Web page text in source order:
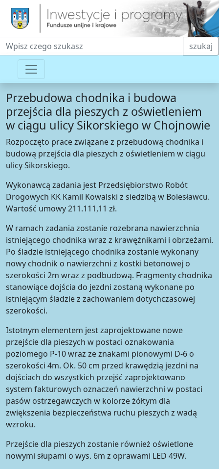
Fraza do wyszukiwania szukaj
Przebudowa chodnika i budowa
przejścia dla pieszych z oświetleniem
w ciągu ulicy Sikorskiego w Chojnowie
Rozpoczęto prace związane z przebudową chodnika i
budową przejścia dla pieszych z oświetleniem w ciągu
ulicy Sikorskiego.
Wykonawcą zadania jest Przedsiębiorstwo Robót
Drogowych KK Kamil Kowalski z siedzibą w Bolesławcu.
Wartość umowy 211.111,11 zł.
W ramach zadania zostanie rozebrana nawierzchnia
istniejącego chodnika wraz z krawężnikami i obrzeżami.
Po śladzie istniejącego chodnika zostanie wykonany
nowy chodnik o nawierzchni z kostki betonowej o
szerokości 2m wraz z podbudową. Fragmenty chodnika
stanowiące dojścia do jezdni zostaną wykonane po
istniejącym śladzie z zachowaniem dotychczasowej
szerokości.
Istotnym elementem jest zaprojektowane nowe
przejście dla pieszych w postaci oznakowania
poziomego P-10 wraz ze znakami pionowymi D-6 o
szerokości 4m. Ok. 50 cm przed krawędzią jezdni na
dojściach do wszystkich przejść zaprojektowano
system fakturowych oznaczeń nawierzchni w postaci
pasów ostrzegawczych w kolorze żółtym dla
zwiększenia bezpieczeństwa ruchu pieszych z wadą
wzroku.
Przejście dla pieszych zostanie również oświetlone
nowymi słupami o wys. 6m z oprawami LED 49W.